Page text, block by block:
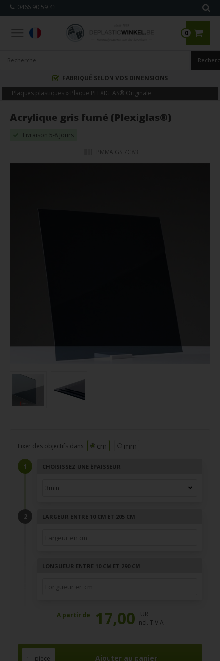
0466 90 59 43
0
FABRIQUÉ SELON VOS DIMENSIONS
Plaques plastiques » Plaque PLEXIGLAS® Originale
Acrylique gris fumé (Plexiglas®)
Livraison 5-8 Jours
PMMA GS 7C83
Fixer des objectifs dans: cm mm
CHOISISSEZ UNE ÉPAISSEUR
LARGEUR ENTRE 10 CM ET 205 CM
LONGUEUR ENTRE 10 CM ET 290 CM
A partir de 17,00 EUR
incl. T.V.A
pièce